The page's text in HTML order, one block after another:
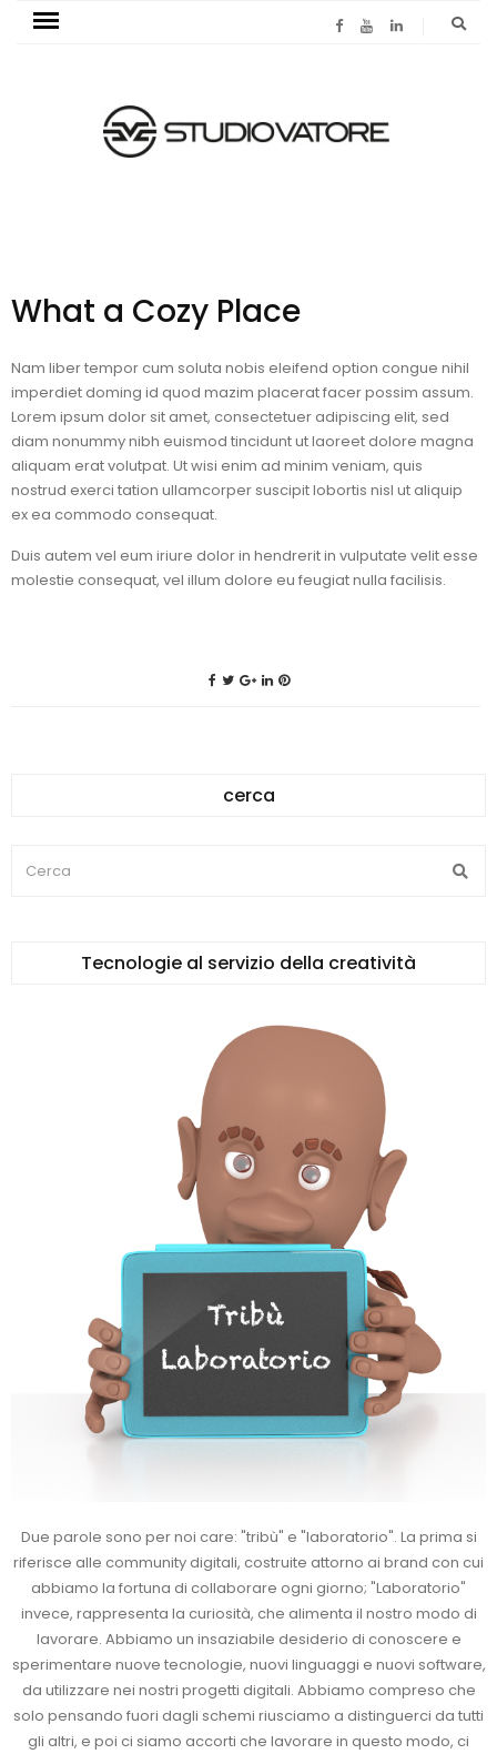
What a Cozy Place
Nam liber tempor cum soluta nobis eleifend option congue nihil
imperdiet doming id quod mazim placerat facer possim assum.
Lorem ipsum dolor sit amet, consectetuer adipiscing elit, sed
diam nonummy nibh euismod tincidunt ut laoreet dolore magna
aliquam erat volutpat. Ut wisi enim ad minim veniam, quis
nostrud exerci tation ullamcorper suscipit lobortis nisl ut aliquip
ex ea commodo consequat.
Duis autem vel eum iriure dolor in hendrerit in vulputate velit esse
molestie consequat, vel illum dolore eu feugiat nulla facilisis.
cerca
Tecnologie al servizio della creatività
Due parole sono per noi care: "tribù" e "laboratorio". La prima si
riferisce alle community digitali, costruite attorno ai brand con cui
abbiamo la fortuna di collaborare ogni giorno; "Laboratorio"
invece, rappresenta la curiosità, che alimenta il nostro modo di
lavorare. Abbiamo un insaziabile desiderio di conoscere e
sperimentare nuove tecnologie, nuovi linguaggi e nuovi software,
da utilizzare nei nostri progetti digitali. Abbiamo compreso che
solo pensando fuori dagli schemi riusciamo a distinguerci da tutti
gli altri, e poi ci siamo accorti che lavorare in questo modo, ci